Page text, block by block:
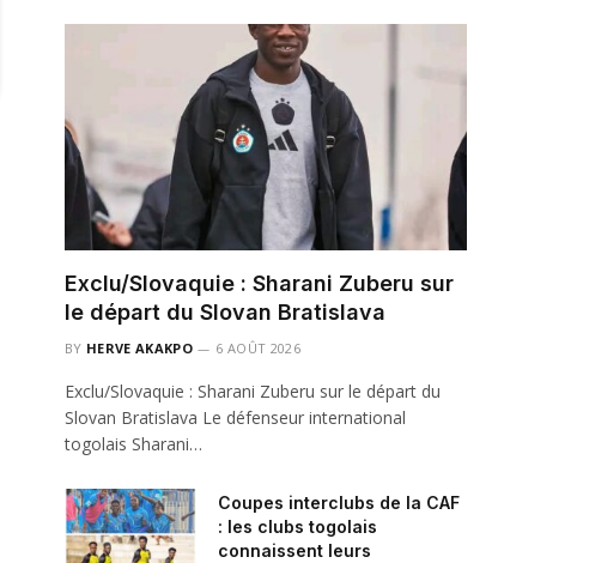
Exclu/Slovaquie : Sharani Zuberu sur
le départ du Slovan Bratislava
BY HERVE AKAKPO 6 AOÛT 2026
Exclu/Slovaquie : Sharani Zuberu sur le départ du
Slovan Bratislava Le défenseur international
togolais Sharani…
Coupes interclubs de la CAF
: les clubs togolais
connaissent leurs